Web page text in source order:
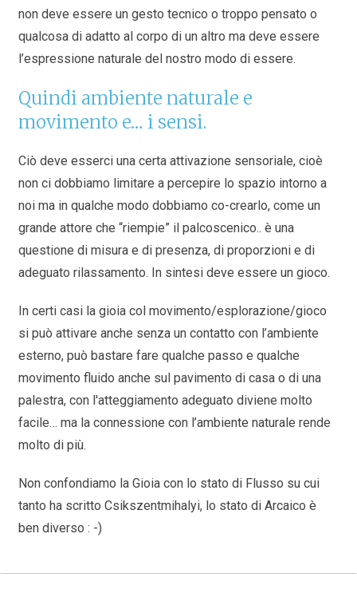
non deve essere un gesto tecnico o troppo pensato o
qualcosa di adatto al corpo di un altro ma deve essere
l’espressione naturale del nostro modo di essere.
Quindi ambiente naturale e
movimento e… i sensi.
Ciò deve esserci una certa attivazione sensoriale, cioè
non ci dobbiamo limitare a percepire lo spazio intorno a
noi ma in qualche modo dobbiamo co-crearlo, come un
grande attore che “riempie” il palcoscenico.. è una
questione di misura e di presenza, di proporzioni e di
adeguato rilassamento. In sintesi deve essere un gioco.
In certi casi la gioia col movimento/esplorazione/gioco
si può attivare anche senza un contatto con l’ambiente
esterno, può bastare fare qualche passo e qualche
movimento fluido anche sul pavimento di casa o di una
palestra, con l'atteggiamento adeguato diviene molto
facile… ma la connessione con l’ambiente naturale rende
molto di più.
Non confondiamo la Gioia con lo stato di Flusso su cui
tanto ha scritto Csikszentmihalyi, lo stato di Arcaico è
ben diverso : -)